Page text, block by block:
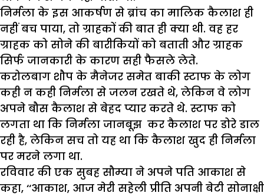
निर्मला के इस आकर्षण से ब्रांच का मालिक कैलाश ही
नहीं बच पाया, तो ग्राहकों की बात ही क्या थी. वह हर
ग्राहक को सोने की बारीकियों को बताती और ग्राहक
सिर्फ जानकारी के कारण सही फैसले लेते.
करोलबाग शौप के मैनेजर समेत बाकी स्टाफ के लोग
कही न कही निर्मला से जलन रखते थे, लेकिन वे लोग
अपने बौस कैलाश से बेहद प्यार करते थे. स्टाफ को
लगता था कि निर्मला जानबूझ कर कैलाश पर डोरे डाल
रही है, लेकिन सच तो यह था कि कैलाश खुद ही निर्मला
पर मरने लगा था.
रविवार की एक सुबह सौम्या ने अपने पति आकाश से
कहा, ‘‘आकाश, आज मेरी सहेली प्रीति अपनी बेटी सोनाक्षी